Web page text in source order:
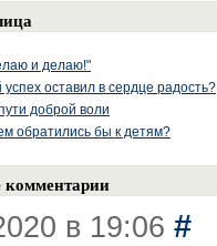
и делаю!"
успех оставил в сердце радость?
доброй воли
обратились бы к детям?
комментарии
в 19:06 #